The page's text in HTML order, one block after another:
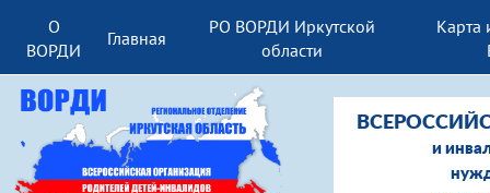
О
ВОРДИ
Главная
РО ВОРДИ Иркутской
области
Карта
и